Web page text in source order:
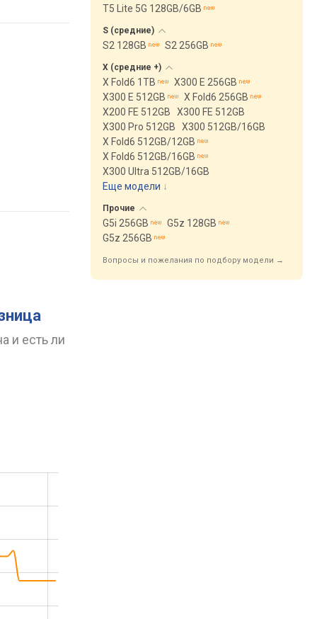
и есть ли
T5 Lite 5G 128GB/6GB
S (средние)
S2 128GB S2 256GB
X (средние +)
X Fold6 1TB
X300 E 256GB
X300 E 512GB
X Fold6 256GB
X200 FE 512GB
X300 FE 512GB
X300 Pro 512GB
X300 512GB/16GB
X Fold6 512GB/12GB
X Fold6 512GB/16GB
X300 Ultra 512GB/16GB
Еще модели ↓
Прочие
G5i 256GB
G5z 128GB
G5z 256GB
Вопросы и пожелания по подбору модели →